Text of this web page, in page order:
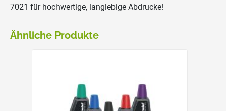
7021 für hochwertige, langlebige Abdrucke!
Ähnliche Produkte